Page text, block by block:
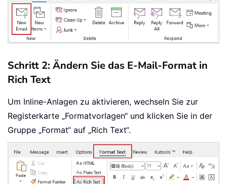
Schritt 2: Ändern Sie das E-Mail-Format in
Rich Text
Um Inline-Anlagen zu aktivieren, wechseln Sie zur
Registerkarte „Formatvorlagen“ und klicken Sie in der
Gruppe „Format“ auf „Rich Text“.